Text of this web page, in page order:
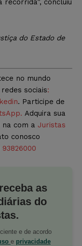
do Estado de
no mundo
sociais:
. Participe de
Adquira sua
na com a Juristas
conosco
as
do
e de acordo
e privacidade